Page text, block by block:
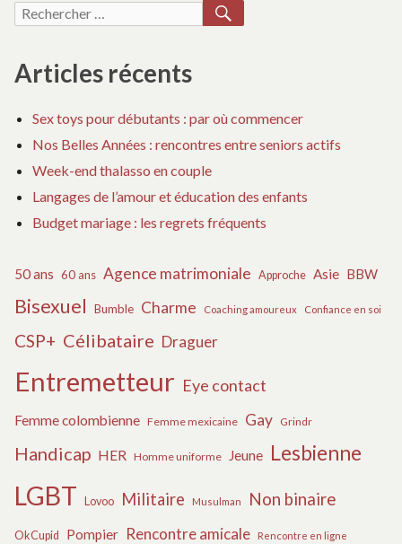
l’épisode
mars
2021
[SPOILERS]
Séries
la
TV
RÉSUMÉ
DE
DU
LUNDI
MARS
2021
NEWS
SÉRIES
TV
articles
Recherche
Articles récents
Sex toys pour débutants : par où commencer
Nos Belles Années : rencontres entre seniors actifs
Week-end thalasso en couple
Langages de l’amour et éducation des enfants
Budget mariage : les regrets fréquents
50 ans 60 ans Agence matrimoniale Approche Asie BBW
Bisexuel Bumble Charme Coaching amoureux Confiance en soi
CSP+ Célibataire Draguer
Entremetteur Eye contact
Femme colombienne Femme mexicaine Gay Grindr
Handicap HER Homme uniforme Jeune Lesbienne
LGBT Lovoo Militaire Musulman Non binaire
OkCupid Pompier Rencontre amicale Rencontre en ligne